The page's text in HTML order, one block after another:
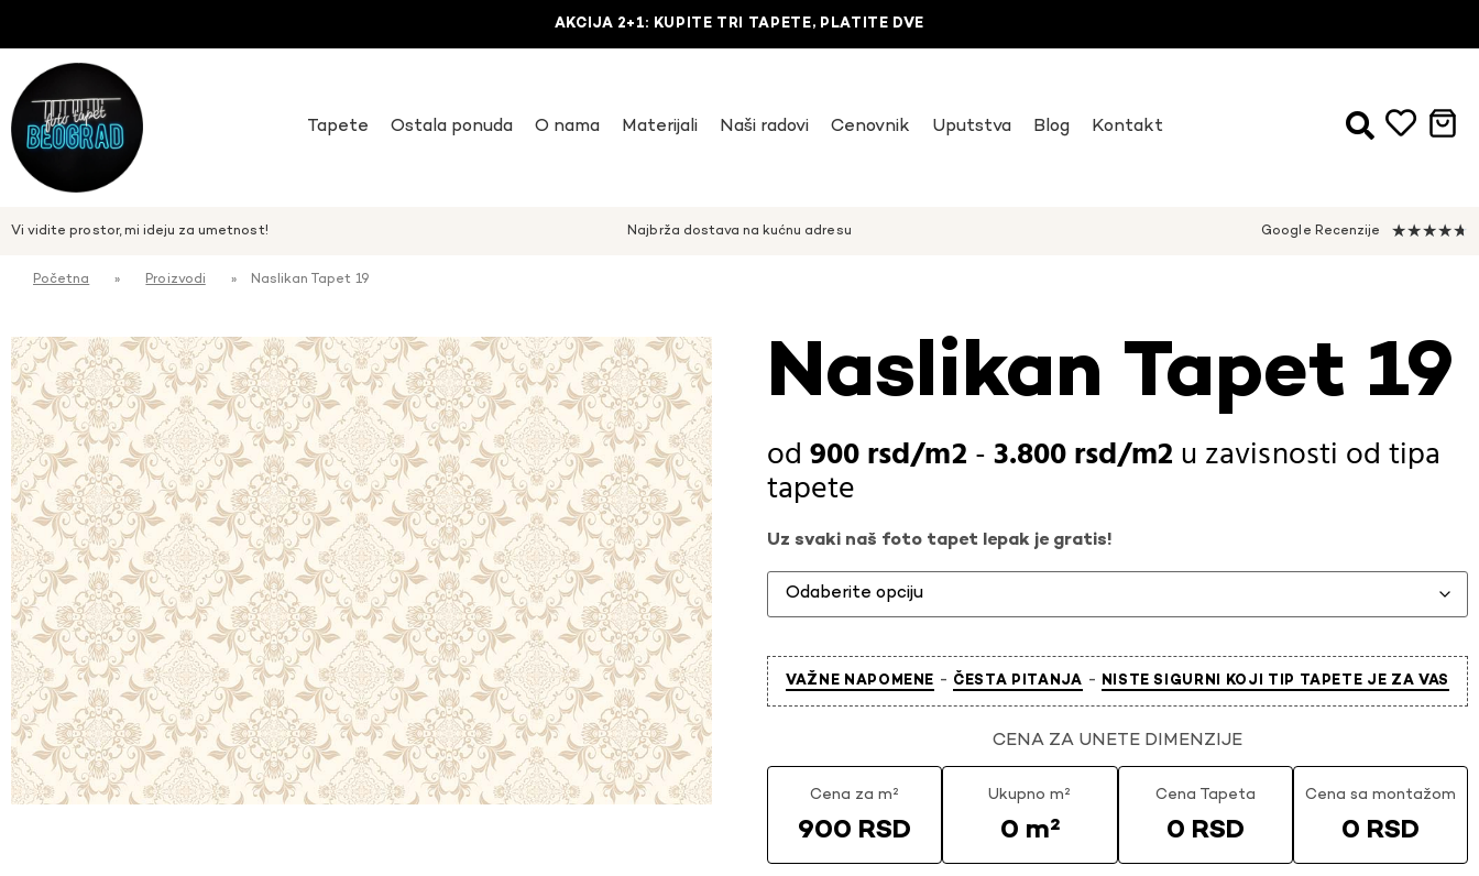
AKCIJA 2+1: KUPITE TRI TAPETE, PLATITE DVE
Tapete Ostala ponuda O nama Materijali Naši radovi Cenovnik Uputstva Blog Kontakt
Vi vidite prostor, mi ideju za umetnost! Najbrža dostava na kućnu adresu Google Recenzije ★★★★★
Početna » Proizvodi » Naslikan Tapet 19
Naslikan Tapet 19
900rsd -3.800rsd u zavisnosti od tipa
tapete
Uz svaki naš foto tapet lepak je gratis!
VAŽNE NAPOMENE - ČESTA PITANJA - NISTE SIGURNI KOJI TIP TAPETE JE ZA VAS
CENA ZA UNETE DIMENZIJE
Cena za m²
900 RSD
Ukupno m²
0 m²
Cena Tapeta
0 RSD
Cena sa montažom
0 RSD